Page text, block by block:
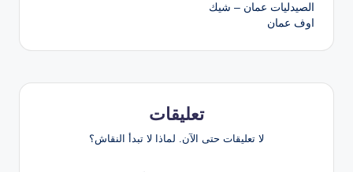
الصيدليات عمان – شيك
اوف عمان
تعليقات
لا تعليقات حتى الآن. لماذا لا تبدأ النقاش؟